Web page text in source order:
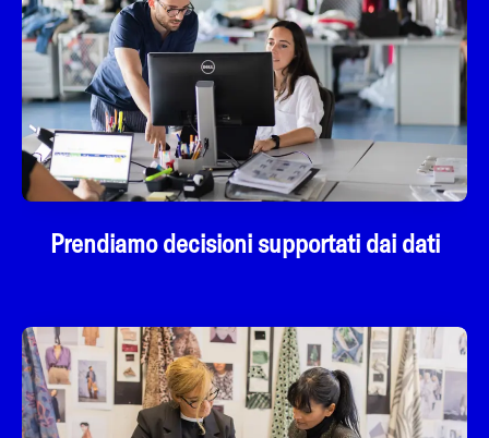
Prendiamo decisioni supportati dai dati